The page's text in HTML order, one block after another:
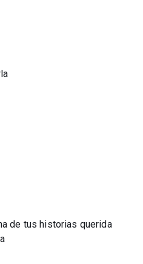
de tus historias querida